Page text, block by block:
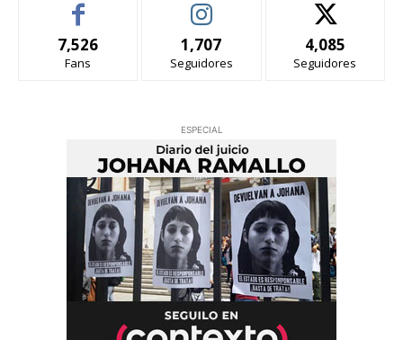
7,526
Fans
1,707
Seguidores
4,085
Seguidores
ESPECIAL